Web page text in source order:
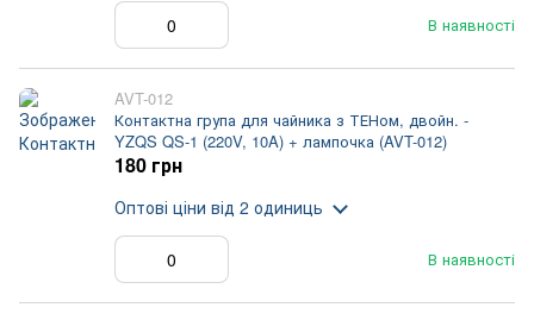
В наявності
AVT-012
Контактна група для чайника з ТЕНом, двойн. -
YZQS QS-1 (220V, 10A) + лампочка (AVT-012)
В наявності
180 грн
Оптові ціни від 2 одиниць